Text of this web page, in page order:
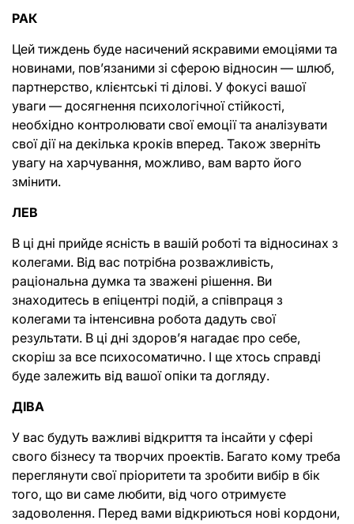
РАК
Цей тиждень буде насичений яскравими емоціями та
новинами, пов’язаними зі сферою відносин — шлюб,
партнерство, клієнтські ті ділові. У фокусі вашої
уваги — досягнення психологічної стійкості,
необхідно контролювати свої емоції та аналізувати
свої дії на декілька кроків вперед. Також зверніть
увагу на харчування, можливо, вам варто його
змінити.
ЛЕВ
В ці дні прийде ясність в вашій роботі та відносинах з
колегами. Від вас потрібна розважливість,
раціональна думка та зважені рішення. Ви
знаходитесь в епіцентрі подій, а співпраця з
колегами та інтенсивна робота дадуть свої
результати. В ці дні здоров’я нагадає про себе,
скоріш за все психосоматично. І ще хтось справді
буде залежить від вашої опіки та догляду.
ДІВА
У вас будуть важливі відкриття та інсайти у сфері
свого бізнесу та творчих проектів. Багато кому треба
переглянути свої пріоритети та зробити вибір в бік
того, що ви саме любити, від чого отримуєте
задоволення. Перед вами відкриються нові кордони,